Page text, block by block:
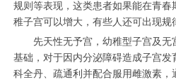
规则等表现，这类患者如果能在青春
稚子宫可以增大，有些人还可出现规
先天性无予宫，幼稚型子宫及无
基础，对于因内分泌障碍造成子宫
科全丹、疏通利并配合服用雌激素，